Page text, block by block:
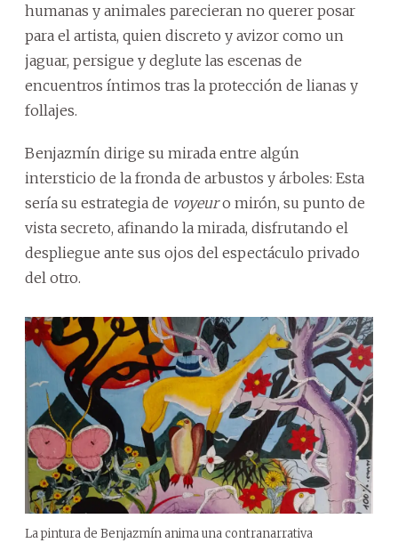
humanas y animales parecieran no querer posar
para el artista, quien discreto y avizor como un
jaguar, persigue y deglute las escenas de
encuentros íntimos tras la protección de lianas y
follajes.
Benjazmín dirige su mirada entre algún
intersticio de la fronda de arbustos y árboles: Esta
sería su estrategia de voyeuro mirón, su punto de
vista secreto, afinando la mirada, disfrutando el
despliegue ante sus ojos del espectáculo privado
del otro.
La pintura de Benjazmín anima una contranarrativa